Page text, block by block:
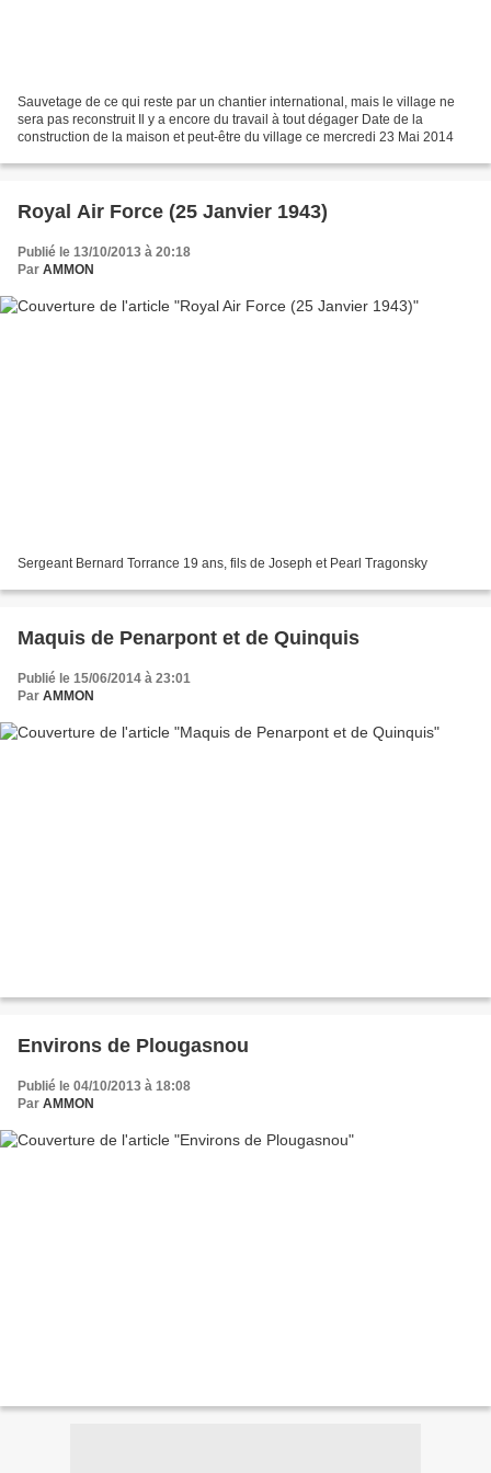
Sauvetage de ce qui reste par un chantier international, mais le village ne
sera pas reconstruit Il y a encore du travail à tout dégager Date de la
construction de la maison et peut-être du village ce mercredi 23 Mai 2014
Royal Air Force (25 Janvier 1943)
Publié le 13/10/2013 à 20:18
Par AMMON
Sergeant Bernard Torrance 19 ans, fils de Joseph et Pearl Tragonsky
Maquis de Penarpont et de Quinquis
Publié le 15/06/2014 à 23:01
Par AMMON
Environs de Plougasnou
Publié le 04/10/2013 à 18:08
Par AMMON